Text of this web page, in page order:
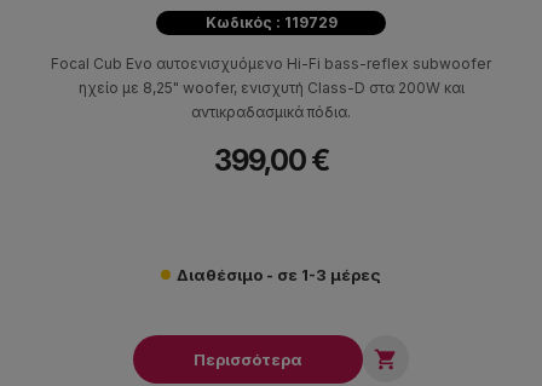
Κωδικός : 119729
Focal Cub Evo αυτοενισχυόμενο Hi-Fi bass-reflex subwoofer
ηχείο με 8,25" woofer, ενισχυτή Class-D στα 200W και
αντικραδασμικά πόδια.
399,00 €
Διαθέσιμο - σε 1-3 μέρες
Περισσότερα 